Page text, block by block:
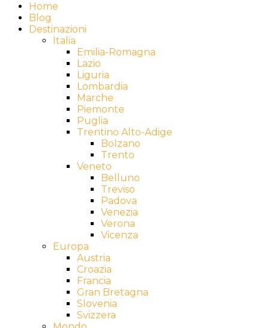
Home
Blog
Destinazioni
Italia
Emilia-Romagna
Lazio
Liguria
Lombardia
Marche
Piemonte
Puglia
Trentino Alto-Adige
Bolzano
Trento
Veneto
Belluno
Treviso
Padova
Venezia
Verona
Vicenza
Europa
Austria
Croazia
Francia
Gran Bretagna
Slovenia
Svizzera